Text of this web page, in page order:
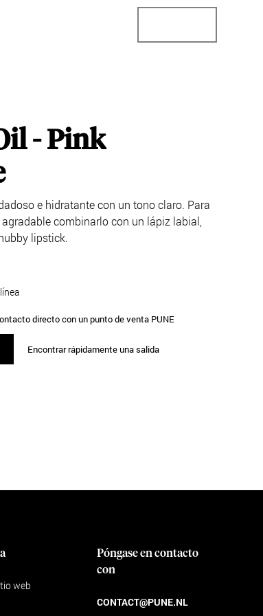
- Pink
e hidratante con un tono claro. Para
combinarlo con un lápiz labial,
lipstick.
directo con un punto de venta PUNE
Encontrar rápidamente una salida
web
Póngase en contacto
con
CONTACT@PUNE.NL